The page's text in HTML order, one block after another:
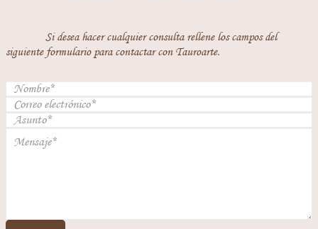
Si desea hacer cualquier consulta rellene los campos del
siguiente formulario para contactar con Tauroarte.